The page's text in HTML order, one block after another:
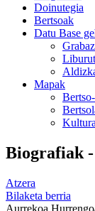
Doinutegia
Bertsoak
Datu Base
Mapak
Biografiak
Atzera
Bilaketa berria
Aurrekoa